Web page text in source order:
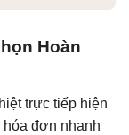
Hoàn
trực tiếp hiện
đơn nhanh